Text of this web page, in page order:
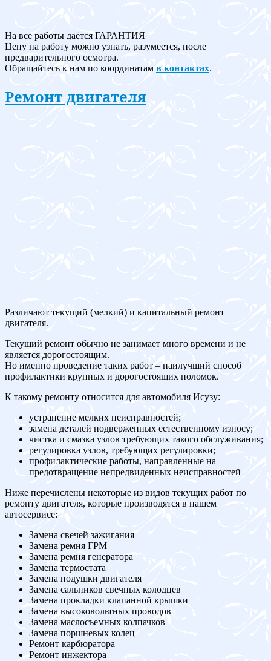
На все работы даётся ГАРАНТИЯ
Цену на работу можно узнать, разумеется, после
предварительного осмотра.
Обращайтесь к нам по координатам в контактах.
Ремонт двигателя
Различают текущий (мелкий) и капитальный ремонт
двигателя.
Текущий ремонт обычно не занимает много времени и не
является дорогостоящим.
Но именно проведение таких работ – наилучший способ
профилактики крупных и дорогостоящих поломок.
К такому ремонту относится для автомобиля Исузу:
устранение мелких неисправностей;
замена деталей подверженных естественному износу;
чистка и смазка узлов требующих такого обслуживания;
регулировка узлов, требующих регулировки;
профилактические работы, направленные на
предотвращение непредвиденных неисправностей
Ниже перечислены некоторые из видов текущих работ по
ремонту двигателя, которые производятся в нашем
автосервисе:
Замена свечей зажигания
Замена ремня ГРМ
Замена ремня генератора
Замена термостата
Замена подушки двигателя
Замена сальников свечных колодцев
Замена прокладки клапанной крышки
Замена высоковольтных проводов
Замена маслосъемных колпачков
Замена поршневых колец
Ремонт карбюратора
Ремонт инжектора